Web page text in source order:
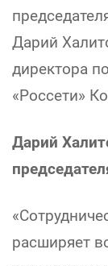
Дарий
директора
«Россети»
Дарий
расширяет